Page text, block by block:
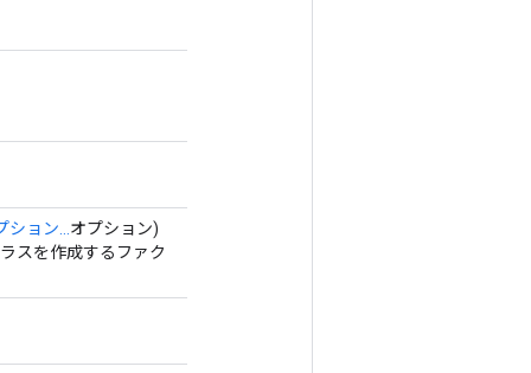
ション... オプション)
スを作成するファク